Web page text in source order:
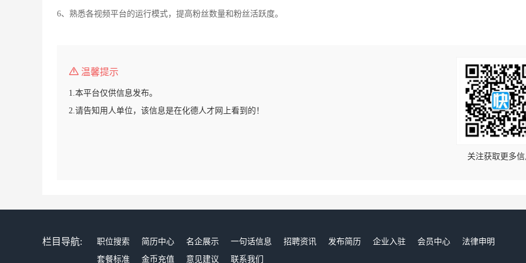
6、熟悉各视频平台的运行模式，提高粉丝数量和粉丝活跃度。
温馨提示
1.本平台仅供信息发布。
2.请告知用人单位，该信息是在化德人才网上看到的！
关注获取更多
栏目导航: 职位搜索 简历中心 名企展示 一句话信息 招聘资讯 发布简历 企业入驻 会员中心
法律申明
套餐标准
金币充值 意见建议 联系我们